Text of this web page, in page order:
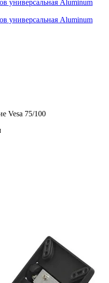
Vesa 75/100